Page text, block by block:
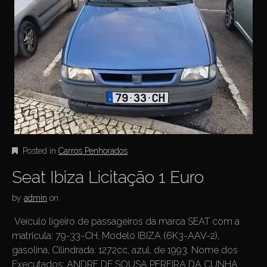
Posted in Carros Penhorados
Seat Ibiza Licitação 1 Euro
by admin on
Veículo ligeiro de passageiros da marca SEAT com a
matricula: 79-33-CH, Modelo IBIZA (6K3-AAV-2),
gasolina, Cilindrada: 1272cc, azul, de 1993. Nome dos
Executados: ANDRE DE SOUSA PEREIRA DA CUNHA